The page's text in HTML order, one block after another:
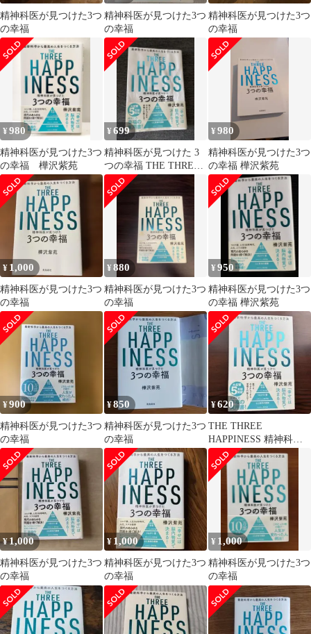
精神科医が見つけた3つ
の幸福
精神科医が見つけた3つ
の幸福
精神科医が見つけた3つ
の幸福
¥980
精神科医が見つけた3つ
の幸福 樺沢紫苑
¥699
精神科医が見つけた 3
つの幸福 THE THREE
HAPPINESS
¥980
精神科医が見つけた3つ
の幸福 樺沢紫苑
¥ 1,000
精神科医が見つけた3つ
の幸福
¥880
精神科医が見つけた3つ
の幸福
¥950
精神科医が見つけた3つ
の幸福 樺沢紫苑
¥900
精神科医が見つけた3つ
の幸福
¥850
精神科医が見つけた3つ
の幸福
¥620
THE THREE
HAPPINESS 精神科医
が見つけた3つの幸福
¥1,000
精神科医が見つけた3つ
の幸福
¥ 1,000
精神科医が見つけた3つ
の幸福
¥ 1,000
精神科医が見つけた3つ
の幸福